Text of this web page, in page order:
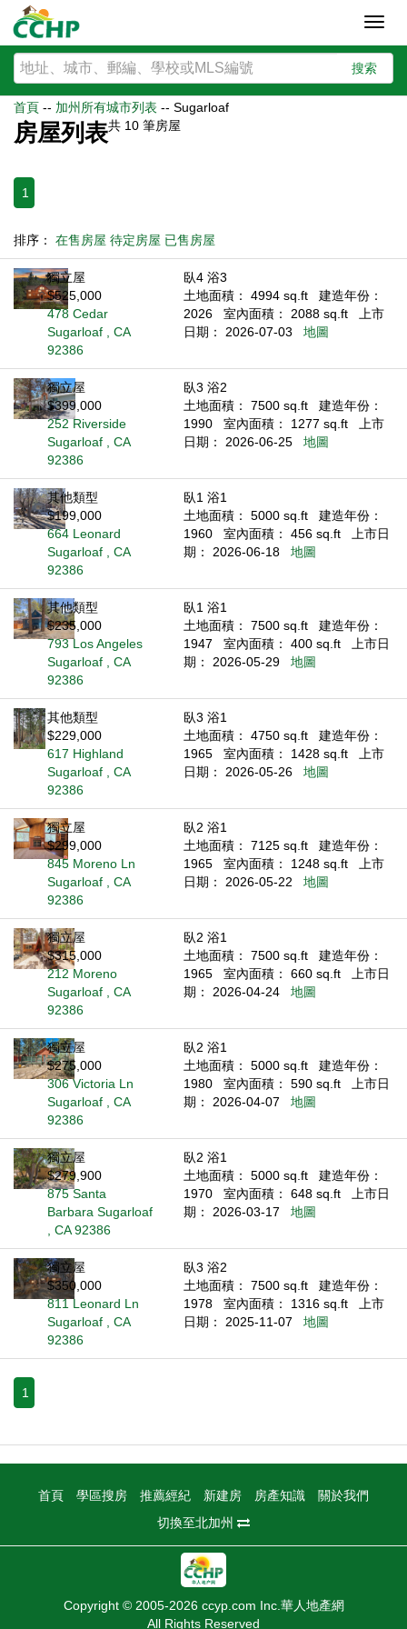
搜索
首頁 -- 加州所有城市列表 -- Sugarloaf
房屋列表共 10 筆房屋
1
排序： 在售房屋 待定房屋 已售房屋
獨立屋
$525,000
478 Cedar
Sugarloaf , CA
92386
臥4 浴3
土地面積： 4994 sq.ft
建造年份：
2026
室內面積： 2088 sq.ft
上市
日期： 2026-07-03
地圖
獨立屋
$399,000
252 Riverside
Sugarloaf , CA
92386
臥3 浴2
土地面積： 7500 sq.ft
建造年份：
1990
室內面積： 1277 sq.ft
上市
日期： 2026-06-25
地圖
其他類型
$199,000
664 Leonard
Sugarloaf , CA
92386
臥1 浴1
土地面積： 5000 sq.ft
建造年份：
1960
室內面積： 456 sq.ft
上市日
期： 2026-06-18
地圖
其他類型
$235,000
793 Los Angeles
Sugarloaf , CA
92386
臥1 浴1
土地面積： 7500 sq.ft
建造年份：
1947
室內面積： 400 sq.ft
上市日
期： 2026-05-29
地圖
其他類型
$229,000
617 Highland
Sugarloaf , CA
92386
臥3 浴1
土地面積： 4750 sq.ft
建造年份：
1965
室內面積： 1428 sq.ft
上市
日期： 2026-05-26
地圖
獨立屋
$299,000
845 Moreno Ln
Sugarloaf , CA
92386
臥2 浴1
土地面積： 7125 sq.ft
建造年份：
1965
室內面積： 1248 sq.ft
上市
日期： 2026-05-22
地圖
獨立屋
$315,000
212 Moreno
Sugarloaf , CA
92386
臥2 浴1
土地面積： 7500 sq.ft
建造年份：
1965
室內面積： 660 sq.ft
上市日
期： 2026-04-24
地圖
獨立屋
$275,000
306 Victoria Ln
Sugarloaf , CA
92386
臥2 浴1
土地面積： 5000 sq.ft
建造年份：
1980
室內面積： 590 sq.ft
上市日
期： 2026-04-07
地圖
獨立屋
$279,900
875 Santa
Barbara Sugarloaf
, CA 92386
臥2 浴1
土地面積： 5000 sq.ft
建造年份：
1970
室內面積： 648 sq.ft
上市日
期： 2026-03-17
地圖
獨立屋
$350,000
811 Leonard Ln
Sugarloaf , CA
92386
臥3 浴2
土地面積： 7500 sq.ft
建造年份：
1978
室內面積： 1316 sq.ft
上市
日期： 2025-11-07
地圖
1
首頁 學區搜房 推薦經紀 新建房 房產知識
關於我們
切換至北加州
Copyright © 2005-2026 ccyp.com Inc.華人地產網
All Rights Reserved